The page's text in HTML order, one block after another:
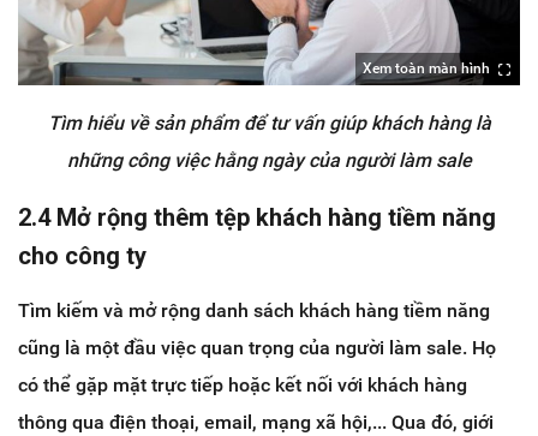
Xem toàn màn hình
Tìm hiểu về sản phẩm để tư vấn giúp khách hàng là
những công việc hằng ngày của người làm sale
2.4 Mở rộng thêm tệp khách hàng tiềm năng
cho công ty
Tìm kiếm và mở rộng danh sách khách hàng tiềm năng
cũng là một đầu việc quan trọng của người làm sale. Họ
có thể gặp mặt trực tiếp hoặc kết nối với khách hàng
thông qua điện thoại, email, mạng xã hội,... Qua đó, giới